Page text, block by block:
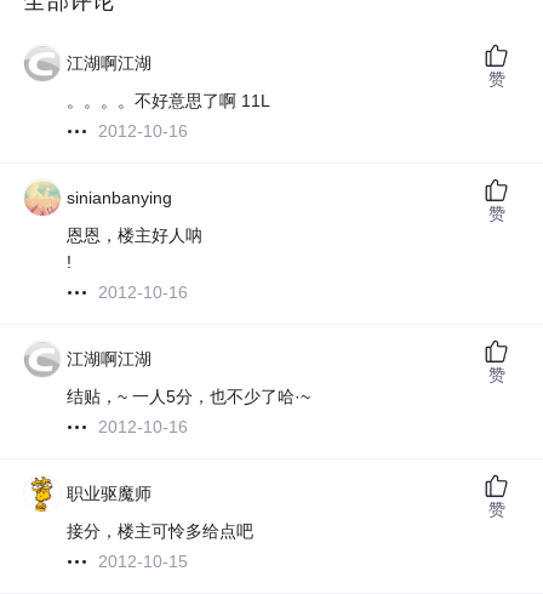
江湖啊江湖
。。。。不好意思了啊 11L
2012-10-16
赞
sinianbanying
恩恩，楼主好人呐
!
2012-10-16
赞
江湖啊江湖
结贴，~ 一人5分，也不少了哈·~
2012-10-16
赞
职业驱魔师
接分，楼主可怜多给点吧
2012-10-15
赞